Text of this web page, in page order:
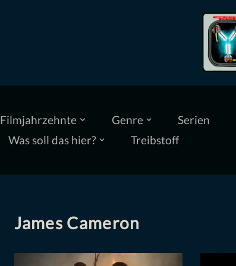
Filmjahrzehnte Genre Serien
Was soll das hier? Treibstoff
James Cameron